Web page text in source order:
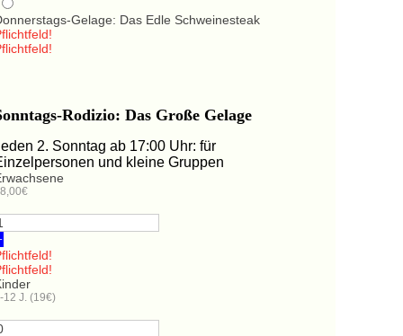
Gelage: Das Edle Schweinesteak
Rodizio: Das Große Gelage
2. Sonntag ab 17:00 Uhr: für
und kleine Gruppen
12 J. (19€)